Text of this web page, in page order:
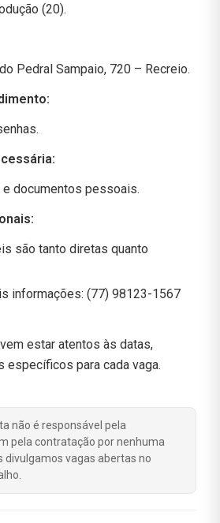
(20).
Pedral Sampaio, 720 – Recreio.
e documentos pessoais.
são tanto diretas quanto
informações: (77) 98123-1567
estar atentos às datas,
específicos para cada vaga.
não é responsável pela
pela contratação por nenhuma
divulgamos vagas abertas no